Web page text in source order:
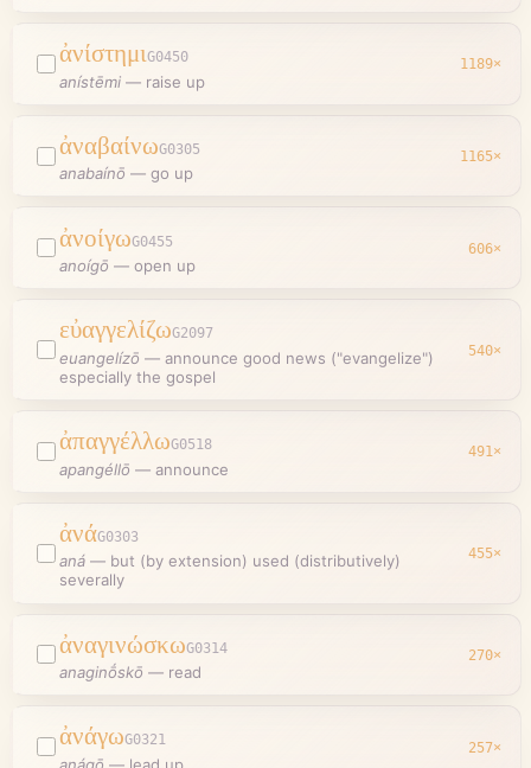
ἀνίστημιG0450
anístēmi — raise up
1189×
ἀναβαίνωG0305
anabaínō — go up
1165×
ἀνοίγωG0455
anoígō — open up
606×
εὐαγγελίζωG2097
euangelízō — announce good news ("evangelize")
especially the gospel
540×
ἀπαγγέλλωG0518
apangéllō — announce
491×
ἀνάG0303
aná — but (by extension) used (distributively)
severally
455×
ἀναγινώσκωG0314
anaginṓskō — read
270×
ἀνάγωG0321 257×